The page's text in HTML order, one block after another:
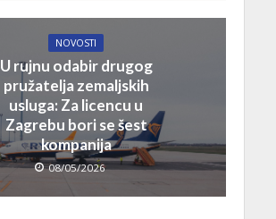
NOVOSTI
U rujnu odabir drugog
pružatelja zemaljskih
usluga: Za licencu u
Zagrebu bori se šest
kompanija
08/05/2026